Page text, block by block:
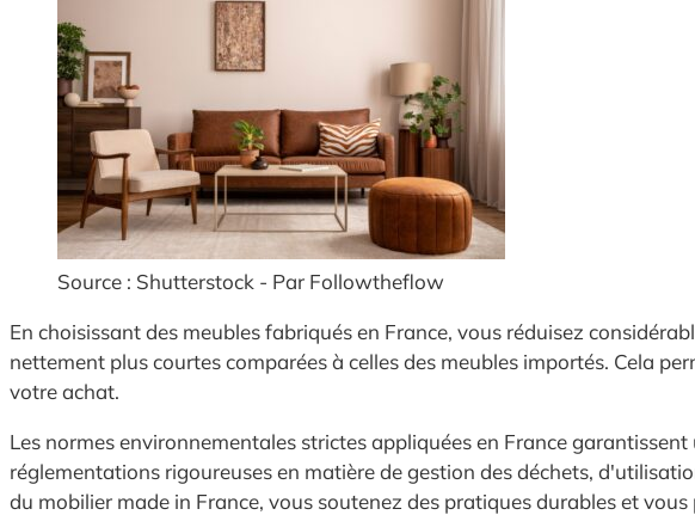
Source : Shutterstock - Par Followtheflow
En choisissant des meubles fabriqués en France, vous réduisez
nettement plus courtes comparées à celles des meubles importés. Cela
votre achat.
Les normes environnementales strictes appliquées en France
réglementations rigoureuses en matière de gestion des déchets,
du mobilier made in France, vous soutenez des pratiques durables et